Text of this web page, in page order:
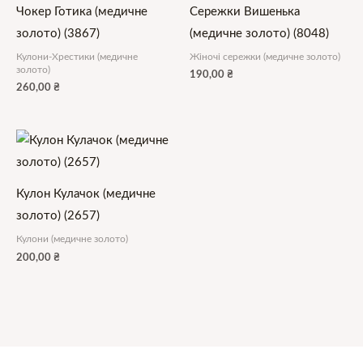
Чокер Готика (медичне
золото) (3867)
Кулони-Хрестики (медичне
золото)
260,00 ₴
Сережки Вишенька
(медичне золото) (8048)
Жіночі сережки (медичне золото)
190,00 ₴
Кулон Кулачок (медичне
золото) (2657)
Кулони (медичне золото)
200,00 ₴